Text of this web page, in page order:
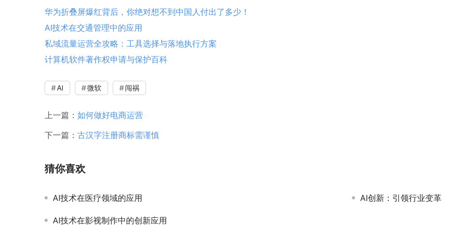
华为折叠屏爆红背后，你绝对想不到中国人付出了多少！
AI技术在交通管理中的应用
私域流量运营全攻略：工具选择与落地执行方案
计算机软件著作权申请与保护百科
AI 微软 闯祸
上一篇： 如何做好电商运营
下一篇： 古汉字注册商标需谨慎
猜你喜欢
AI技术在医疗领域的应用 AI创新：引领行业变革
AI技术在影视制作中的创新应用